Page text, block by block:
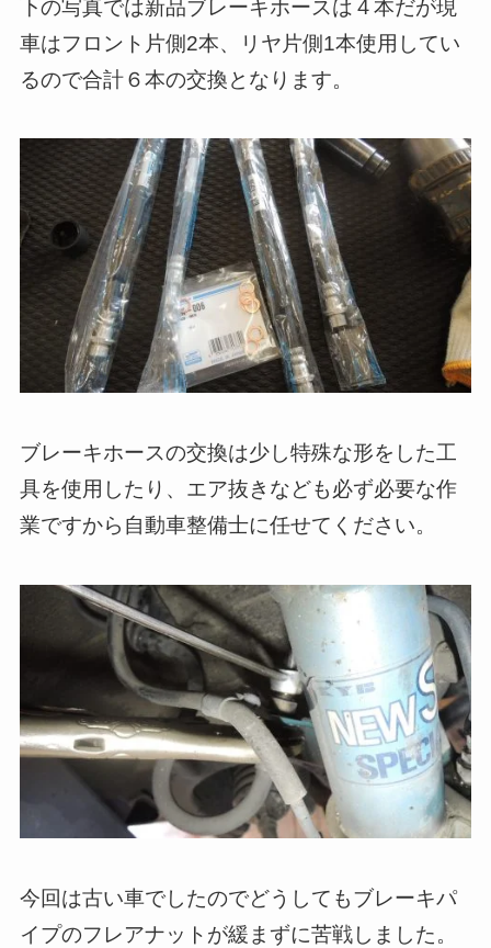
下の写真では新品ブレーキホースは４本だが現
車はフロント片側2本、リヤ片側1本使用してい
るので合計６本の交換となります。
ブレーキホースの交換は少し特殊な形をした工
具を使用したり、エア抜きなども必ず必要な作
業ですから自動車整備士に任せてください。
今回は古い車でしたのでどうしてもブレーキパ
イプのフレアナットが緩まずに苦戦しました。